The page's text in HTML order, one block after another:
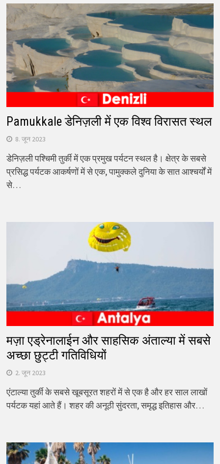
Pamukkale डेनिज़ली में एक विश्व विरासत स्थल
8. जून 2023
डेनिज़ली पश्चिमी तुर्की में एक प्रमुख पर्यटन स्थल है। क्षेत्र के सबसे
प्रसिद्ध पर्यटक आकर्षणों में से एक, पामुक्कले दुनिया के सात आश्चर्यों में
से…
मज़ा एड्रेनालाईन और साहसिक अंताल्या में सबसे
अच्छा छुट्टी गतिविधियों
2. जून 2023
एंटाल्या तुर्की के सबसे खूबसूरत शहरों में से एक है और हर साल लाखों
पर्यटक यहां आते हैं। शहर की अनूठी सुंदरता, समृद्ध इतिहास और…